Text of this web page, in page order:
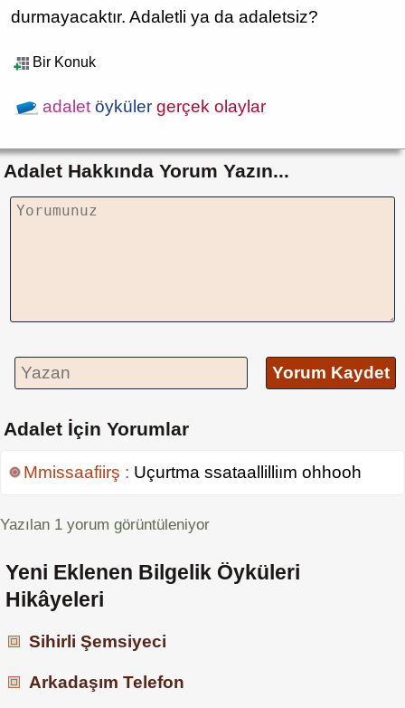
durmayacaktır. Adaletli ya da adaletsiz?
Bir Konuk
adalet öyküler gerçek olaylar
Adalet Hakkında Yorum Yazın...
Yorum Kaydet
Adalet İçin Yorumlar
Mmissaafiirş : Uçurtma ssataallilliım ohhooh
Yazılan 1 yorum görüntüleniyor
Yeni Eklenen Bilgelik Öyküleri
Hikâyeleri
Sihirli Şemsiyeci
Arkadaşım Telefon